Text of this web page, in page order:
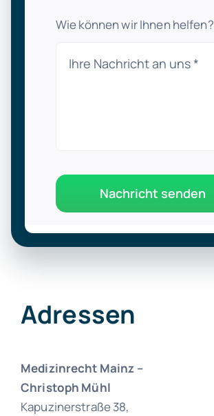
Wie können wir Ihnen helfen?
Nachricht senden
Adressen
Medizinrecht Mainz –
Christoph Mühl
Kapuzinerstraße 38,